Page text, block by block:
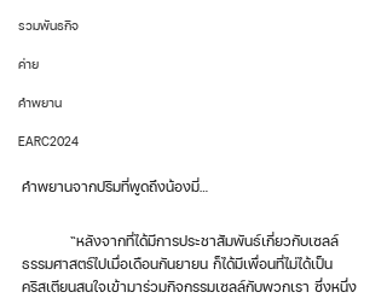
รวมพันธกิจ
ค่าย
คำพยาน
EARC2024
คำพยานจากปริมที่พูดถึงน้องมี่…
ธรรมศาสตร์ไปเมื่อเดือนกันยายน ก็ได้มีเพื่อนที่ไม่ได้เป็น
คริสเตียนสนใจเข้ามาร่วมกิจกรรมเซลล์กับพวกเรา ซึ่งหนึ่ง